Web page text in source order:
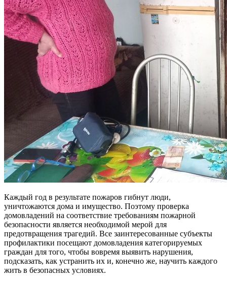
Каждый год в результате пожаров гибнут люди,
уничтожаются дома и имущество. Поэтому проверка
домовладений на соответствие требованиям пожарной
безопасности является необходимой мерой для
предотвращения трагедий. Все заинтересованные субъекты
профилактики посещают домовладения категорируемых
граждан для того, чтобы вовремя выявить нарушения,
подсказать, как устранить их и, конечно же, научить каждого
жить в безопасных условиях.